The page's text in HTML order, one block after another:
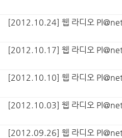
[2012.10.24] 웹 라디오
[2012.10.17] 웹 라디오
[2012.10.10] 웹 라디오
[2012.10.03] 웹 라디오
[2012.09.26] 웹 라디오